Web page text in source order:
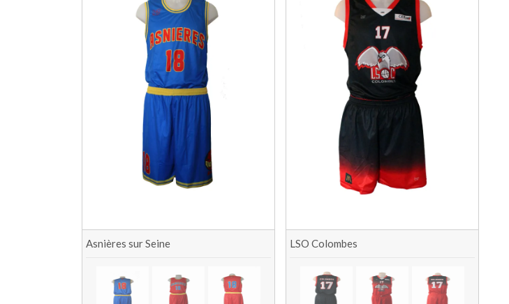
Asnières sur Seine LSO Colombes